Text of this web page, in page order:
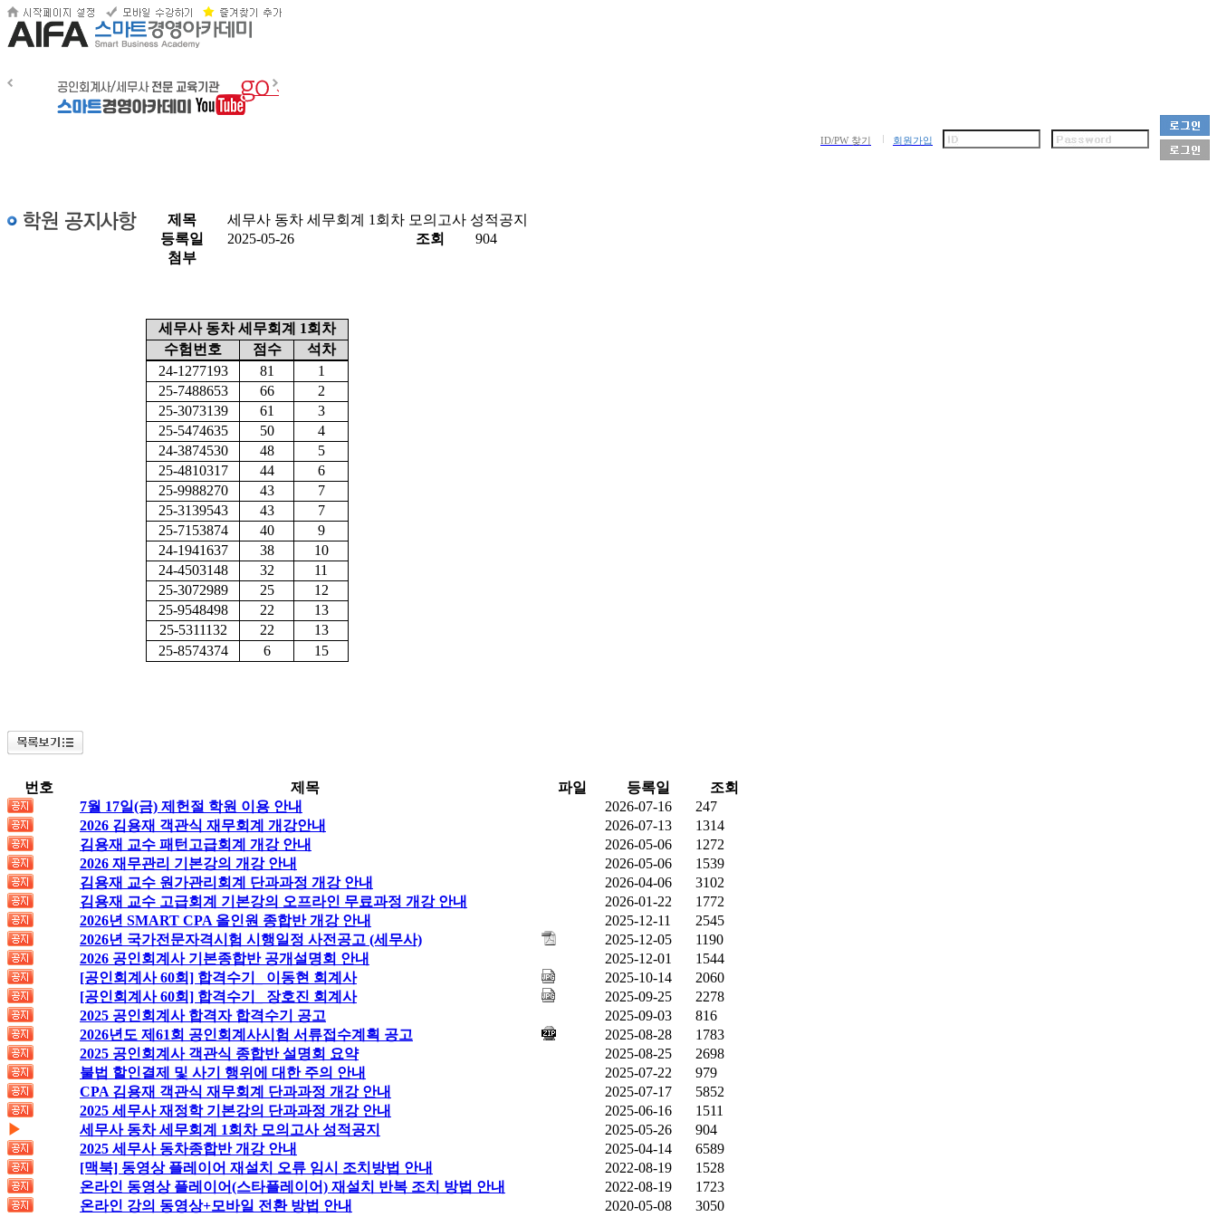
ID/PW 찾기 회원가입
제목
세무사 동차 세무회계 1회차 모의고사 성적공지
등록일
2025-05-26 조회
904
첨부
세무사 동차 세무회계 1회차
수험번호
점수
석차
24-1277193
81
1
25-7488653
66
2
25-3073139
61
3
25-5474635
50
4
24-3874530
48
5
25-4810317
44
6
25-9988270
43
7
25-3139543
43
7
25-7153874
40
9
24-1941637
38
10
24-4503148
32
11
25-3072989
25
12
25-9548498
22
13
25-5311132
22
13
25-8574374
6 15
번호 제목 파일 등록일
조회
7월 17일(금) 제헌절 학원 이용 안내
2026-07-16
247
2026 김용재 객관식 재무회계 개강안내
2026-07-13
1314
김용재 교수 패턴고급회계 개강 안내
2026-05-06
1272
2026 재무관리 기본강의 개강 안내
2026-05-06
1539
김용재 교수 원가관리회계 단과과정 개강 안내
2026-04-06
3102
김용재 교수 고급회계 기본강의 오프라인 무료과정 개강 안내
2026-01-22
1772
2026년 SMART CPA 올인원 종합반 개강 안내
2025-12-11
2545
2026년 국가전문자격시험 시행일정 사전공고 (세무사)
2025-12-05
1190
2026 공인회계사 기본종합반 공개설명회 안내
2025-12-01
1544
[공인회계사 60회] 합격수기_ 이동현 회계사
2025-10-14
2060
[공인회계사 60회] 합격수기_ 장호진 회계사
2025-09-25
2278
2025 공인회계사 합격자 합격수기 공고
2025-09-03
816
2026년도 제61회 공인회계사시험 서류접수계획 공고
2025-08-28
1783
2025 공인회계사 객관식 종합반 설명회 요약
2025-08-25
2698
불법 할인결제 및 사기 행위에 대한 주의 안내
2025-07-22
979
CPA 김용재 객관식 재무회계 단과과정 개강 안내
2025-07-17
5852
2025 세무사 재정학 기본강의 단과과정 개강 안내
2025-06-16
1511
▶
세무사 동차 세무회계 1회차 모의고사 성적공지 2025-05-26
904
2025 세무사 동차종합반 개강 안내
2025-04-14
6589
[맥북] 동영상 플레이어 재설치 오류 임시 조치방법 안내
2022-08-19
1528
온라인 동영상 플레이어(스타플레이어) 재설치 반복 조치 방법 안내
2022-08-19
1723
온라인 강의 동영상+모바일 전환 방법 안내
2020-05-08
3050